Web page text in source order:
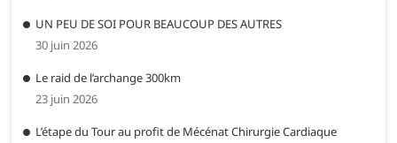
UN PEU DE SOI POUR BEAUCOUP DES AUTRES
30 juin 2026
Le raid de l’archange 300km
23 juin 2026
L’étape du Tour au profit de Mécénat Chirurgie Cardiaque